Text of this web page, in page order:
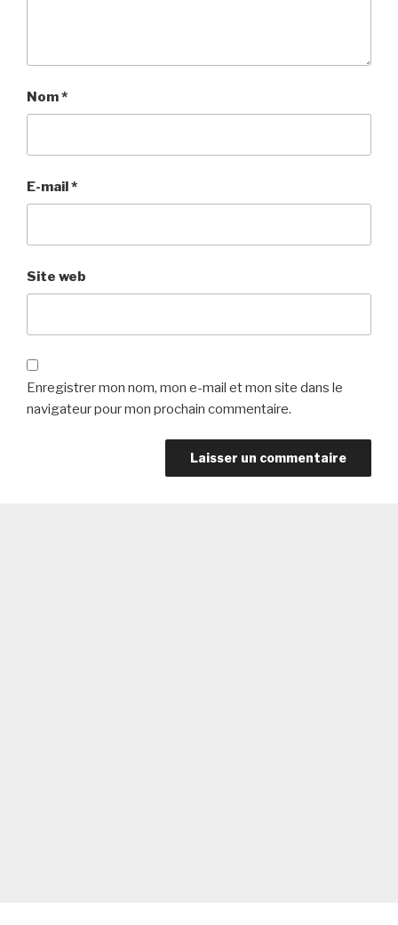
Nom*
E-mail*
Site web
Enregistrer mon nom, mon e-mail et mon site dans le
navigateur pour mon prochain commentaire.